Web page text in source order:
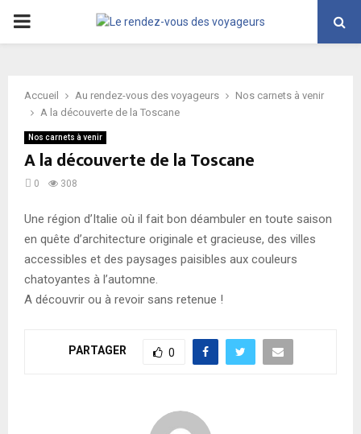
PRIMARY
Accueil Au rendez-vous des voyageurs
Nos carnets à venir
A la découverte de la Toscane
Nos carnets à venir
A la découverte de la Toscane
0 308
Une région d’Italie où il fait bon déambuler en toute saison
en quête d’architecture originale et gracieuse, des villes
accessibles et des paysages paisibles aux couleurs
chatoyantes à l’automne.
A découvrir ou à revoir sans retenue !
PARTAGER 0